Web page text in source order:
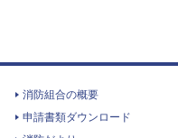
消防組合の概要
申請書類ダウンロード